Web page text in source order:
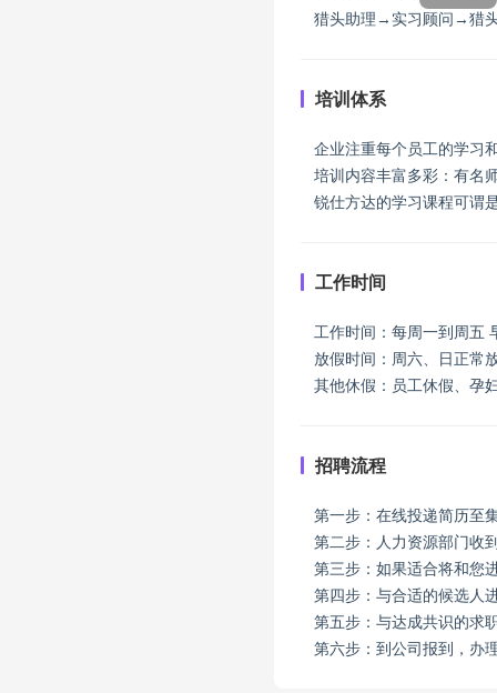
猎头助理→实习顾问→猎
培训体系
企业注重每个员工的学习
培训内容丰富多彩：有名
锐仕方达的学习课程可谓
工作时间
工作时间：每周一到周五
放假时间：周六、日正常
其他休假：员工休假、孕
招聘流程
第一步：在线投递简历至
第二步：人力资源部门收
第三步：如果适合将和您
第四步：与合适的候选人
第五步：与达成共识的求
第六步：到公司报到，办